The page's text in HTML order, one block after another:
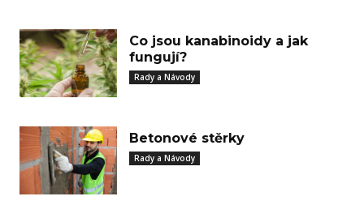
Co jsou kanabinoidy a jak
fungují?
Rady a Návody
Betonové stěrky
Rady a Návody